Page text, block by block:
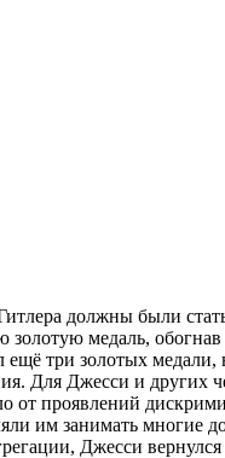
должны были стать
медаль, обогнав
три золотых медали,
Для Джесси и других
проявлений
им занимать многие
Джесси